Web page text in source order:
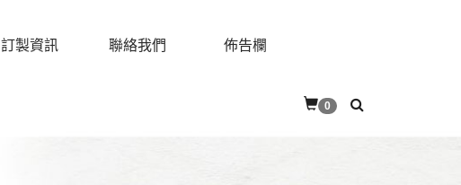
訂製資訊 聯絡我們 佈告欄
0